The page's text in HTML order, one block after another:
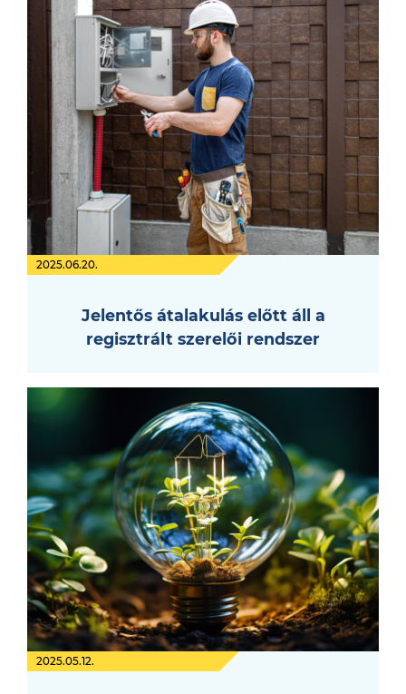
2025.06.20.
Jelentős átalakulás előtt áll a
regisztrált szerelői rendszer
2025.05.12.